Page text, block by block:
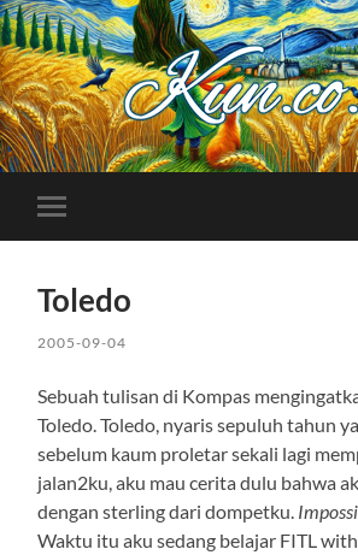
Kuncoro++
Toggle
mobile
Toledo
2005-09-04
Sebuah tulisan di Kompas
Toledo. Toledo, nyaris sepuluh tahun
sebelum kaum proletar sekali lagi
jalan2ku, aku mau cerita dulu bahwa
dengan sterling dari dompetku.
Waktu itu aku sedang belajar FITL